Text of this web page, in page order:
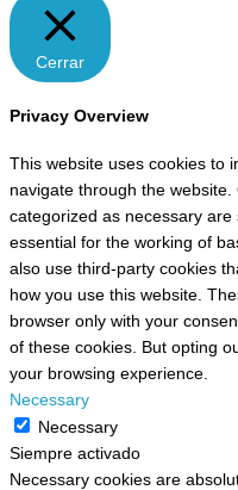
Cerrar
Privacy Overview
This website uses cookies to
navigate through the
categorized as necessary
essential for the working of
also use third-party cookies
how you use this website.
browser only with your
of these cookies. But opting
your browsing experience.
Necessary
Necessary
Siempre activado
Necessary cookies are